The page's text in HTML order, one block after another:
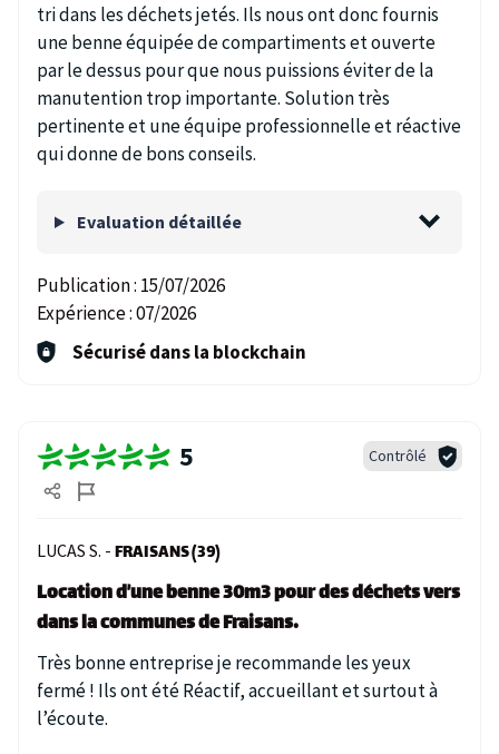
tri dans les déchets jetés. Ils nous ont donc fournis
une benne équipée de compartiments et ouverte
par le dessus pour que nous puissions éviter de la
manutention trop importante. Solution très
pertinente et une équipe professionnelle et réactive
qui donne de bons conseils.
Evaluation détaillée
Publication : 15/07/2026
Expérience :07/2026
Sécurisé dans la blockchain
5 Contrôlé
LUCAS S. - FRAISANS (39)
Location d’une benne 30m3 pour des déchets vers
dans la communes de Fraisans.
Très bonne entreprise je recommande les yeux
fermé ! Ils ont été Réactif, accueillant et surtout à
l’écoute.